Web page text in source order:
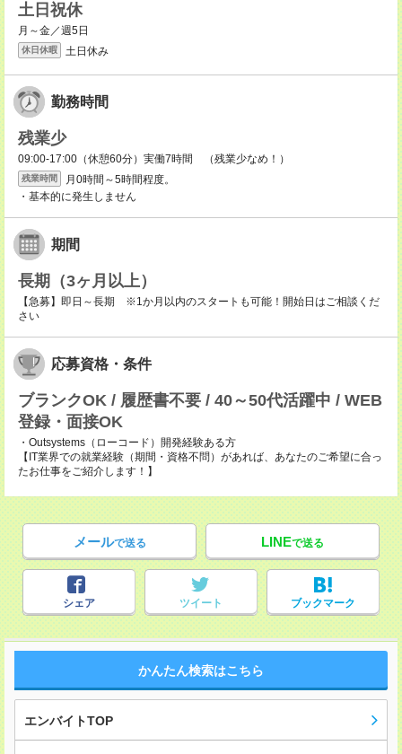
土日祝休
月～金／週5日
休日休暇 土日休み
勤務時間
残業少
09:00-17:00（休憩60分）実働7時間 （残業少なめ！）
残業時間
月0時間～5時間程度。
・基本的に発生しません
期間
長期（3ヶ月以上）
【急募】即日～長期 ※1か月以内のスタートも可能！開始日はご相談くだ
さい
応募資格・条件
ブランクOK / 履歴書不要 / 40～50代活躍中 / WEB
登録・面接OK
・Outsystems（ローコード）開発経験ある方
【IT業界での就業経験（期間・資格不問）があれば、あなたのご希望に合っ
たお仕事をご紹介します！】
メールで送る LINEで送る
シェア ツイート ブックマーク
かんたん検索はこちら
エンバイトTOP